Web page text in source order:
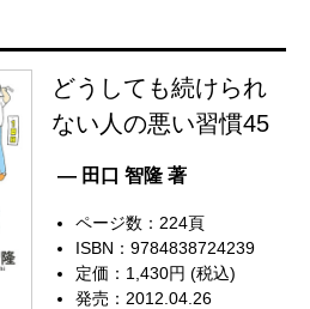
どうしても続けられ
ない人の悪い習慣45
— 田口 智隆 著
ページ数：224頁
ISBN：9784838724239
定価：1,430円 (税込)
発売：2012.04.26